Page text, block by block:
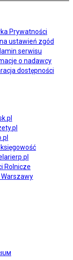
Prywatności
ustawień zgód
serwisu
o nadawcy
dostępności
księgowość
Rolnicze
Warszawy